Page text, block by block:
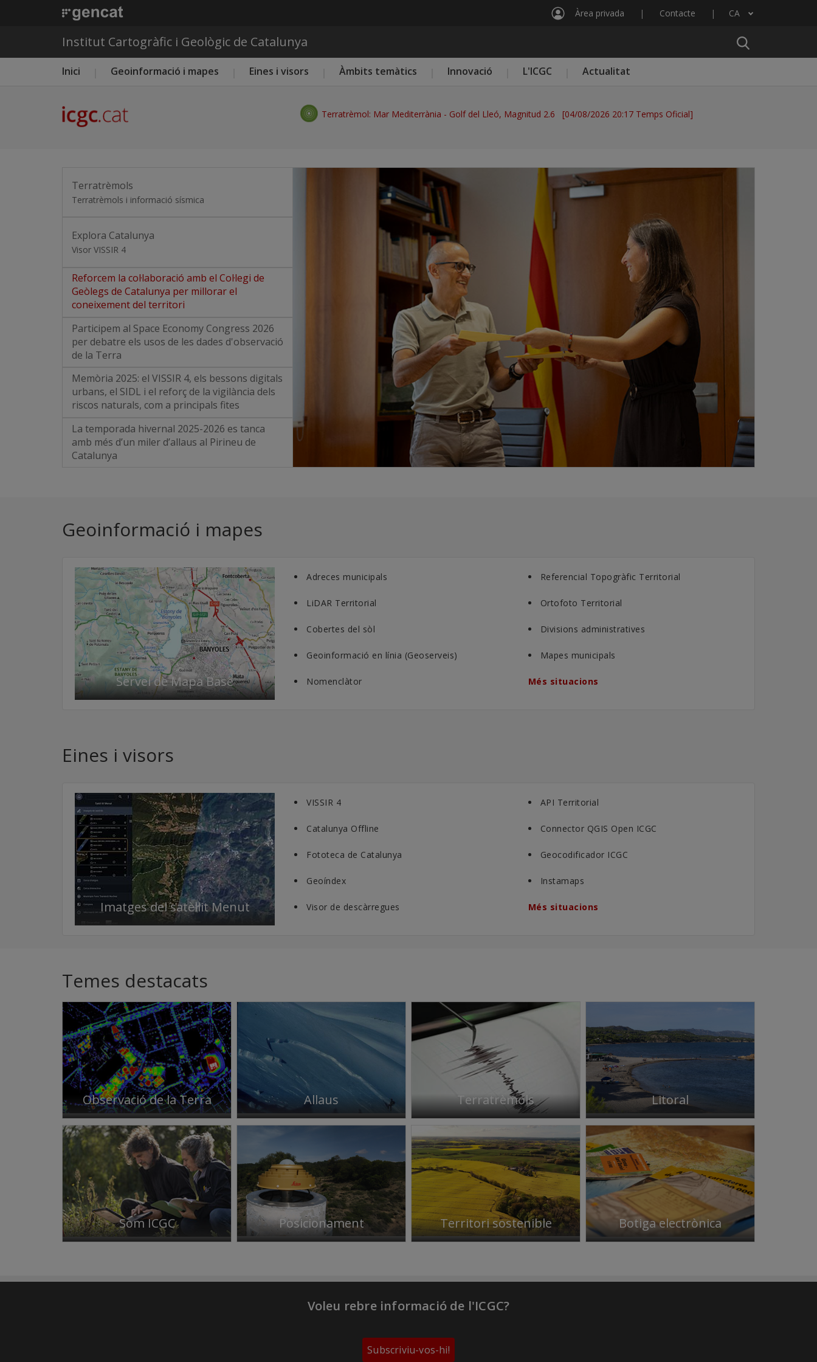
Àrea privada Contacte CA
Llista les accions addicionals
Institut Cartogràfic i Geològic de Catalunya
Menú principal ICGC
Inici Geoinformació i mapes Eines i visors Àmbits temàtics Innovació L'ICGC Actualitat
Terratrèmol: Mar Mediterrània - Golf del Lleó, Magnitud 2.6 [04/08/2026 20:17 Temps Oficial]
Terratrèmols
Terratrèmols i informació sísmica
Explora Catalunya
Visor VISSIR 4
Reforcem la col·laboració amb el Col·legi de
Geòlegs de Catalunya per millorar el
coneixement del territori
Participem al Space Economy Congress 2026
per debatre els usos de les dades d'observació
de la Terra
Memòria 2025: el VISSIR 4, els bessons digitals
urbans, el SIDL i el reforç de la vigilància dels
riscos naturals, com a principals fites
La temporada hivernal 2025-2026 es tanca
amb més d’un miler d’allaus al Pirineu de
Catalunya
Geoinformació i mapes
Servei de Mapa Base
Adreces municipals Referencial Topogràfic Territorial
LiDAR Territorial Ortofoto Territorial
Cobertes del sòl Divisions administratives
Geoinformació en línia (Geoserveis) Mapes municipals
Nomenclàtor Més situacions
Eines i visors
Imatges del satèl·lit Menut
VISSIR 4 API Territorial
Catalunya Offline Connector QGIS Open ICGC
Fototeca de Catalunya Geocodificador ICGC
Geoíndex Instamaps
Visor de descàrregues Més situacions
Temes destacats
Observació de la Terra Allaus Terratrèmols Litoral
Som ICGC Posicionament Territori sostenible Botiga electrònica
Voleu rebre informació de l'ICGC?
Subscriviu-vos-hi!